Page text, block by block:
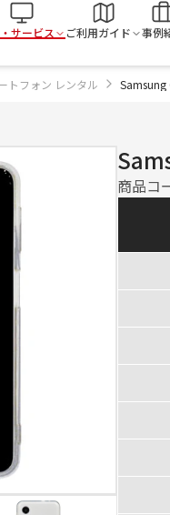
サービス ご利用ガイド 事例
トフォン レンタル Samsung
商品コ